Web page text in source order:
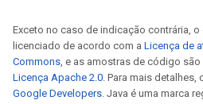
Exceto no caso de indicação contrária,
licenciado de acordo com a Licença de
Commons, e as amostras de código
Licença Apache 2.0. Para mais detalhes,
Google Developers. Java é uma marca